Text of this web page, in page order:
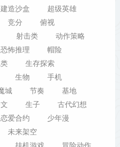
建造沙盒
超级英雄
竞分
俯视
射击类
动作策略
恐怖推理
帽险
生存探索
生物
手机
城 节奏
基地
生子
古代幻想
恋爱合约
少年漫
未来架空
挂机游戏 冒险动作